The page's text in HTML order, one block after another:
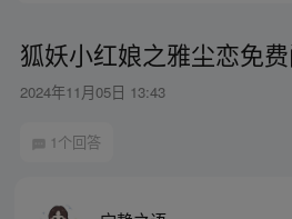
狐妖小红娘之雅尘恋免
2024年11月05日 13:43
1个回答